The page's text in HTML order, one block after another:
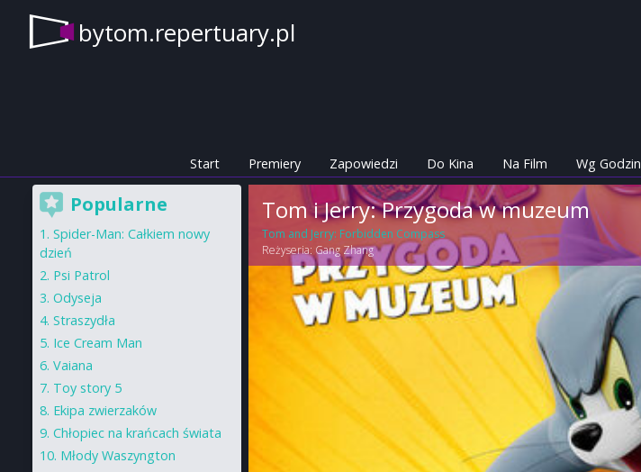
bytom.repertuary.pl
Start Premiery Zapowiedzi Do Kina Na Film Wg Godzin
Tom i Jerry: Przygoda w muzeum
Tom and Jerry: Forbidden Compass
Reżyseria: Gang Zhang
Popularne
Spider-Man: Całkiem nowy
dzień
Psi Patrol
Odyseja
Straszydła
Ice Cream Man
Vaiana
Toy story 5
Ekipa zwierzaków
Chłopiec na krańcach świata
Młody Waszyngton